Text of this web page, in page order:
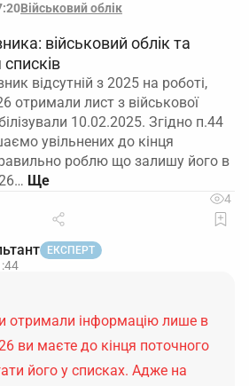
Військовий облік
військовий облік та
відсутній з 2025 на роботі,
отримали лист з військової
10.02.2025. Згідно п.44
увільнених до кінця
роблю що залишу його в
4
ЕКСПЕРТ
отримали інформацію лише в
ви маєте до кінця поточного
його у списках. Адже на